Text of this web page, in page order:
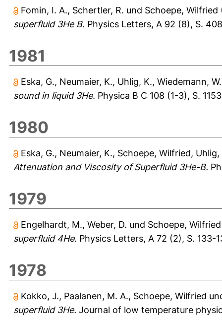
Fomin, I. A., Schertler, R. und Schoepe, Wilfried
superfluid 3He B. Physics Letters, A 92 (8), S.
1981
Eska, G., Neumaier, K., Uhlig, K., Wiedemann, W.
sound in liquid 3He. Physica B C 108 (1-3), S.
1980
Eska, G., Neumaier, K., Schoepe, Wilfried, Uhlig,
Attenuation and Viscosity of Superfluid 3He-B.
1979
Engelhardt, M., Weber, D. und Schoepe, Wilfried
superfluid 4He. Physics Letters, A 72 (2), S. 133-
1978
Kokko, J., Paalanen, M. A., Schoepe, Wilfried
superfluid 3He. Journal of low temperature